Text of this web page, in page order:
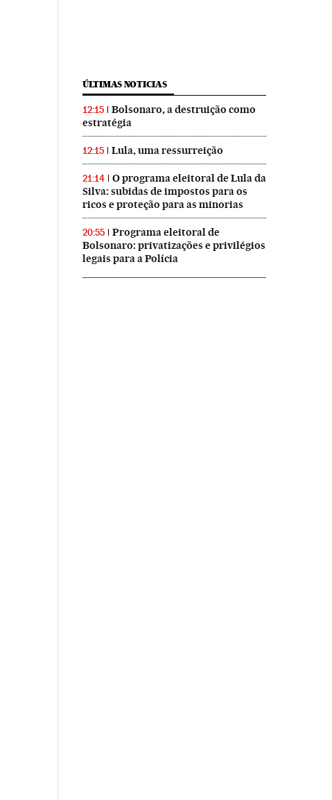
ÚLTIMAS NOTICIAS
12:15
Bolsonaro, a destruição como
estratégia
12:15 Lula, uma ressurreição
21:14
O programa eleitoral de Lula da
Silva: subidas de impostos para os
ricos e proteção para as minorias
20:55
Programa eleitoral de
Bolsonaro: privatizações e privilégios
legais para a Polícia